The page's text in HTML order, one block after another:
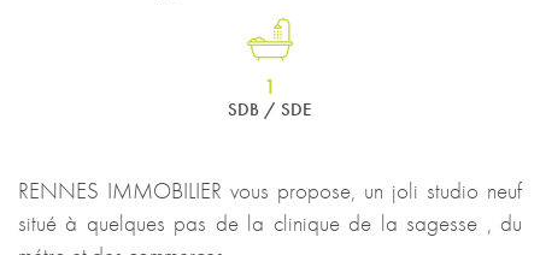
1
SDB / SDE
RENNES IMMOBILIER vous propose, un joli studio neuf
situé à quelques pas de la clinique de la sagesse , du